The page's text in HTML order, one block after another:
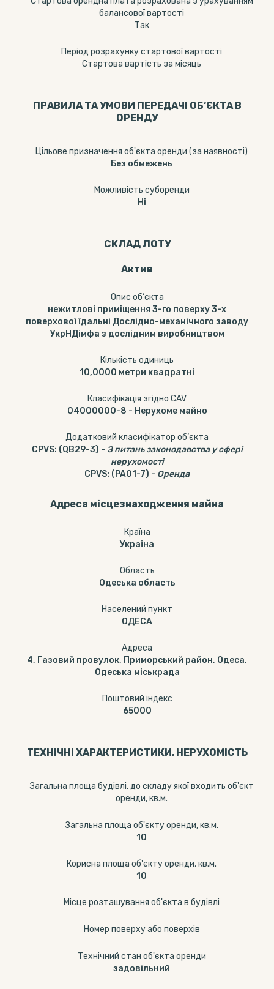
балансової вартості
Так
Період розрахунку стартової вартості
Стартова вартість за місяць
ПРАВИЛА ТА УМОВИ ПЕРЕДАЧІ ОБ‘ЄКТА В
ОРЕНДУ
Цільове призначення об'єкта оренди (за наявності)
Без обмежень
Можливість суборенди
Ні
СКЛАД ЛОТУ
Актив
Опис об‘єкта
нежитлові приміщення 3-го поверху 3-х
поверхової їдальні Дослідно-механічного заводу
УкрНДімфа з дослідним виробництвом
Кількість одиниць
10,0000 метри квадратні
Класифікація згідно CAV
04000000-8 - Нерухоме майно
Додатковий класифікатор об’єкта
CPVS: (QB29-3) - З питань законодавства у сфері
нерухомості
CPVS: (PA01-7) - Оренда
Адреса місцезнаходження майна
Країна
Україна
Область
Одеська область
Населений пункт
ОДЕСА
Адреса
4, Газовий провулок, Приморський район, Одеса,
Одеська міськрада
Поштовий індекс
65000
ТЕХНІЧНІ ХАРАКТЕРИСТИКИ, НЕРУХОМІСТЬ
Загальна площа будівлі, до складу якої входить об'єкт
оренди, кв.м.
Загальна площа об'єкту оренди, кв.м.
10
Корисна площа об'єкту оренди, кв.м.
10
Місце розташування об'єкта в будівлі
Номер поверху або поверхів
Технічний стан об'єкта оренди
задовільний